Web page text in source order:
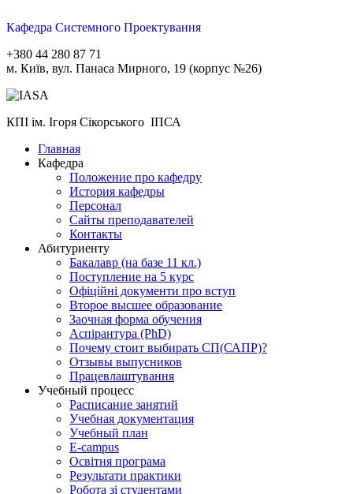
Кафедра Системного Проектування
+380 44 280 87 71
м. Київ, вул. Панаса Мирного, 19 (корпус №26)
КПІ ім. Ігоря Сікорського ІПСА
Главная
Кафедра
Положение про кафедру
История кафедры
Персонал
Сайты преподавателей
Контакты
Абитуриенту
Бакалавр (на базе 11 кл.)
Поступление на 5 курс
Офіційні документи про вступ
Второе высшее образование
Заочная форма обучения
Aспірантура (PhD)
Почему стоит выбирать СП(САПР)?
Отзывы выпусников
Працевлаштування
Учебный процесс
Расписание занятий
Учебная документация
Учебный план
E-campus
Освітня програма
Результати практики
Робота зі студентами